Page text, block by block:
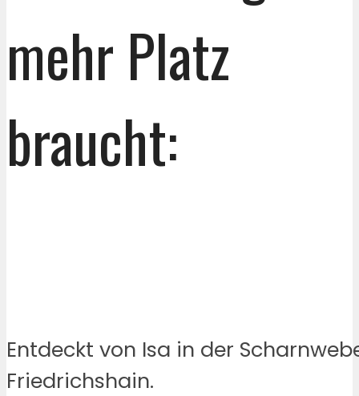
mehr Platz
braucht:
Entdeckt von Isa in der
Friedrichshain.